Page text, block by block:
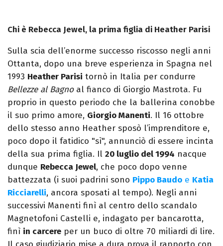
Chi è Rebecca Jewel, la prima figlia di Heather Parisi
Sulla scia dell’enorme successo riscosso negli anni
Ottanta, dopo una breve esperienza in Spagna nel
1993 Heather Parisi tornò in Italia per condurre
Bellezze al Bagnoal fianco di Giorgio Mastrota. Fu
proprio in questo periodo che la ballerina conobbe
il suo primo amore, Giorgio Manenti. Il 16 ottobre
dello stesso anno Heather sposò l’imprenditore e,
poco dopo il fatidico "sì", annunciò di essere incinta
della sua prima figlia. Il 20 luglio del 1994 nacque
dunque Rebecca Jewel, che poco dopo venne
battezzata (i suoi padrini sono Pippo Baudo e Katia
Ricciarelli, ancora sposati al tempo). Negli anni
successivi Manenti finì al centro dello scandalo
Magnetofoni Castelli e, indagato per bancarotta,
finì in carcere per un buco di oltre 70 miliardi di lire.